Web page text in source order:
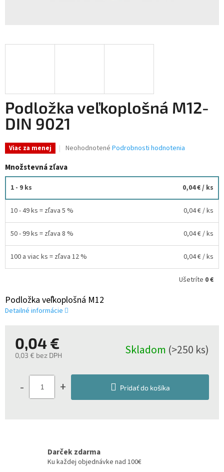
Podložka veľkoplošná M12-
DIN 9021
Viac za menej
Priemerné
produktu
je
hviezdičiek.
Neohodnotené Podrobnosti hodnotenia
Množstevná zľava
1 - 9 ks 0,04 €/ ks
10 - 49 ks = zľava 5 % 0,04 €/ ks
50 - 99 ks = zľava 8 % 0,04 €/ ks
100 a viac ks = zľava 12 % 0,04 €/ ks
Ušetríte 0 €
Podložka veľkoplošná M12
Detailné informácie
0,04 €
0,03 € bez DPH
cena:
Skladom (>250 ks)
- + Pridať do košíka
Darček zdarma
Ku každej objednávke nad 100€